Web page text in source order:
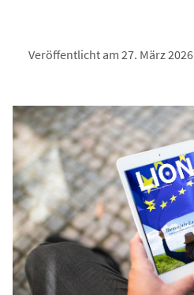
Veröffentlicht am 27. März 2026